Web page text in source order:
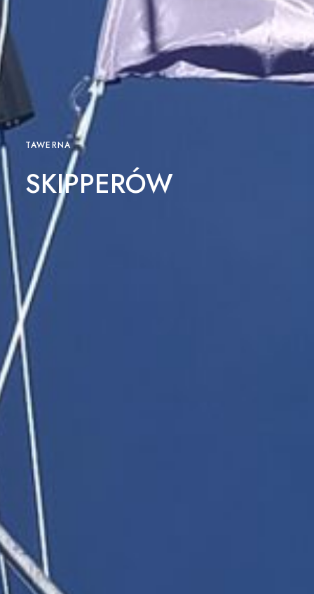
TAWERNA
SKIPPERÓW